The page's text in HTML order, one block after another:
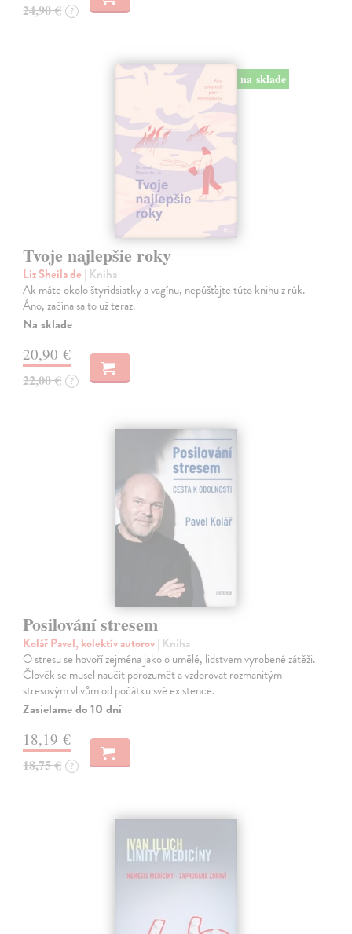
24,90 € ?
na sklade
Tvoje najlepšie roky
Liz Sheila de | Kniha
Ak máte okolo štyridsiatky a vagínu, nepúšťajte túto knihu z rúk.
Áno, začína sa to už teraz.
Na sklade
20,90 €
22,00 € ?
Posilování stresem
Kolář Pavel, kolektív autorov| Kniha
O stresu se hovoří zejména jako o umělé, lidstvem vyrobené zátěži.
Člověk se musel naučit porozumět a vzdorovat rozmanitým
stresovým vlivům od počátku své existence.
Zasielame do 10 dní
18,19 €
18,75 € ?